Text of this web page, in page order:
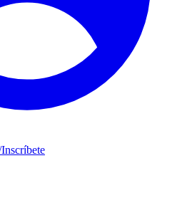
Inscríbete